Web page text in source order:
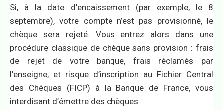
Si, à la date d’encaissement (par exemple, le 8
septembre), votre compte n’est pas provisionné, le
chèque sera rejeté. Vous entrez alors dans une
procédure classique de chèque sans provision : frais
de rejet de votre banque, frais réclamés par
l’enseigne, et risque d’inscription au Fichier Central
des Chèques (FICP) à la Banque de France, vous
interdisant d’émettre des chèques.